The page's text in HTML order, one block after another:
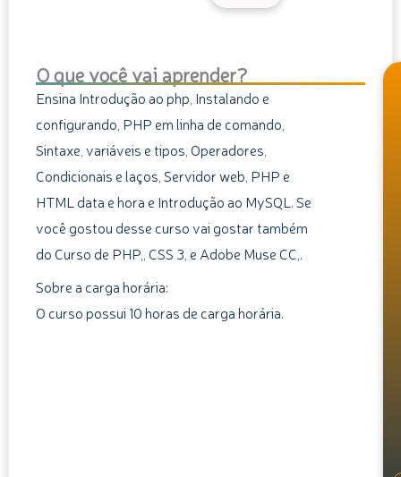
O que você vai aprender?
Ensina Introdução ao php, Instalando e
configurando, PHP em linha de comando,
Sintaxe, variáveis e tipos, Operadores,
Condicionais e laços, Servidor web, PHP e
HTML data e hora e Introdução ao MySQL. Se
você gostou desse curso vai gostar também
do Curso de PHP,, CSS 3, e Adobe Muse CC,.
Sobre a carga horária:
O curso possui 10 horas de carga horária.